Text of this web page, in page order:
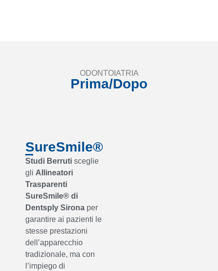
ODONTOIATRIA
Prima/Dopo
SureSmile®
Studi Berruti sceglie
gli Allineatori
Trasparenti
SureSmile® di
Dentsply Sirona per
garantire ai pazienti le
stesse prestazioni
dell’apparecchio
tradizionale, ma con
l’impiego di